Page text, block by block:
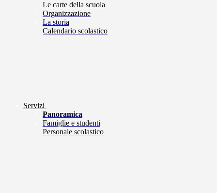
Le carte della scuola
Organizzazione
La storia
Calendario scolastico
Servizi
Panoramica
Famiglie e studenti
Personale scolastico